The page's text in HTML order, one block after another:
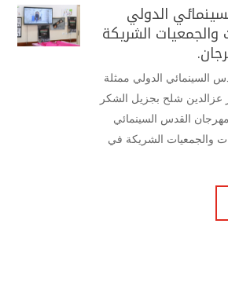
الدولي
والجمعيات الشريكة
السينمائي الدولي ممثلة
عزالدين شلح بجزيل الشكر
القدس السينمائي
والجمعيات الشريكة في